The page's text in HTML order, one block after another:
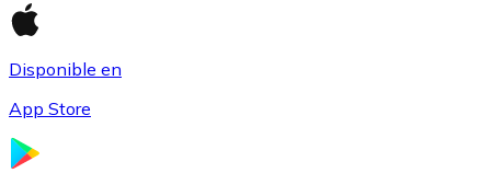
Disponible en
App Store